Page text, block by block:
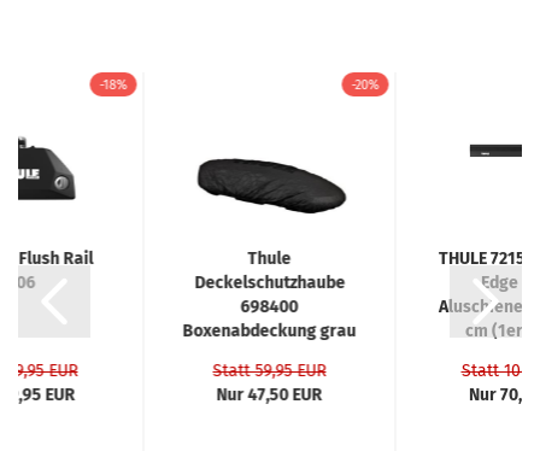
-18%
Flush Rail
7106
EUR
EUR
-20%
Thule
Deckelschutzhaube
698400
Boxenabdeckung grau
Statt 59,95 EUR
Nur 47,50 EUR
THULE
Edge
cm (1er
Statt
Nur